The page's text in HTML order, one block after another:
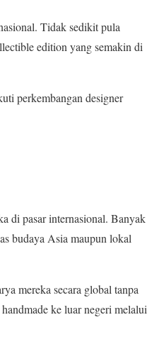
Tidak sedikit pula
edition yang semakin di
perkembangan designer
di pasar internasional. Banyak
budaya Asia maupun lokal
mereka secara global tanpa
ke luar negeri melalui